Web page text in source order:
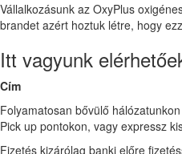
Vállalkozásunk az OxyPlus
brandet azért hoztuk létre, hogy
Itt vagyunk
Cím
Folyamatosan bővülő
Pick up pontokon, vagy expressz
Fizetés kizárólag banki előre